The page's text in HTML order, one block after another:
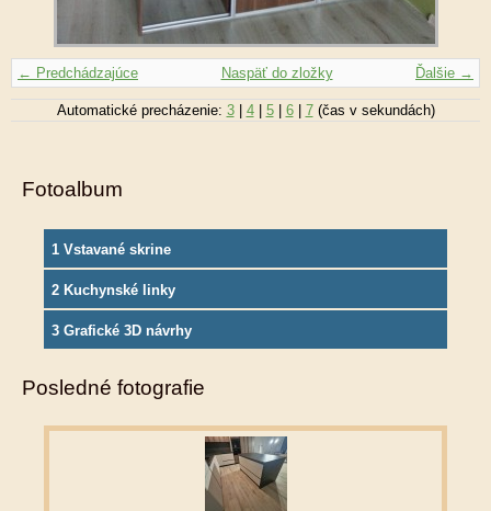
← Predchádzajúce Ďalšie →
Naspäť do zložky
Automatické precházenie: 3| 4| 5| 6| 7(čas v sekundách)
Fotoalbum
1 Vstavané skrine
2 Kuchynské linky
3 Grafické 3D návrhy
Posledné fotografie